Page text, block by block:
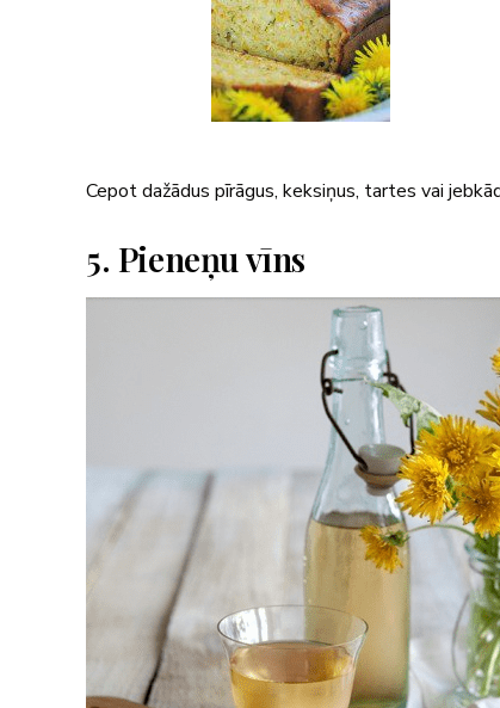
Cepot dažādus pīrāgus, keksiņus, tartes vai
5. Pieneņu vīns